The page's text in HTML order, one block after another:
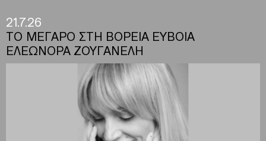
21.7.26
ΤΟ ΜΕΓΑΡΟ ΣΤΗ ΒΟΡΕΙΑ ΕΥΒΟΙΑ
ΕΛΕΩΝΟΡΑ ΖΟΥΓΑΝΕΛΗ